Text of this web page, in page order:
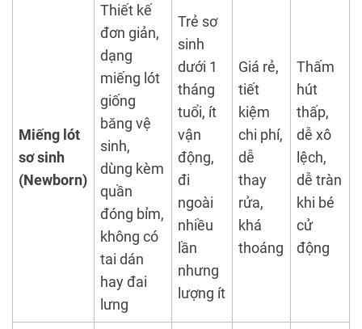
Miếng lót
sơ sinh
(Newborn)
Thiết kế
đơn giản,
dạng
miếng lót
giống
băng vệ
sinh,
dùng kèm
quần
đóng bỉm,
không có
tai dán
hay đai
lưng
Trẻ sơ
sinh
dưới 1
tháng
tuổi, ít
vận
động,
đi
ngoài
nhiều
lần
nhưng
lượng ít
Giá rẻ,
tiết
kiệm
chi phí,
dễ
thay
rửa,
khá
thoáng
Thấm
hút
thấp,
dễ xô
lệch,
dễ tràn
khi bé
cử
động